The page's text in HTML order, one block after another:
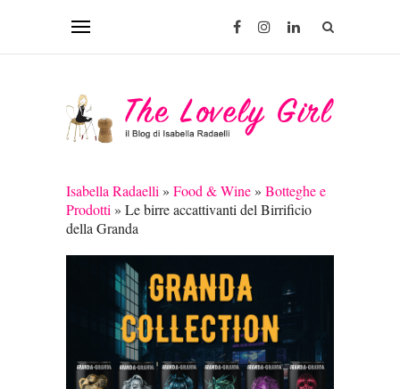
Isabella Radaelli » Food & Wine» Botteghe e
Prodotti » Le birre accattivanti del Birrificio
della Granda